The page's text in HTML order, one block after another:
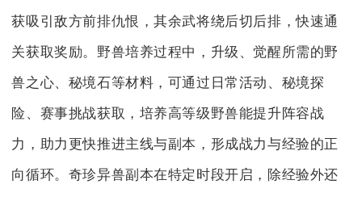
获吸引敌方前排仇恨，其余武将绕后切后排，快速通
关获取奖励。野兽培养过程中，升级、觉醒所需的野
兽之心、秘境石等材料，可通过日常活动、秘境探
险、赛事挑战获取，培养高等级野兽能提升阵容战
力，助力更快推进主线与副本，形成战力与经验的正
向循环。奇珍异兽副本在特定时段开启，除经验外还